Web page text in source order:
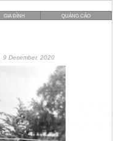
GIA ĐÌNH QUẢNG CÁO
9 December, 2020